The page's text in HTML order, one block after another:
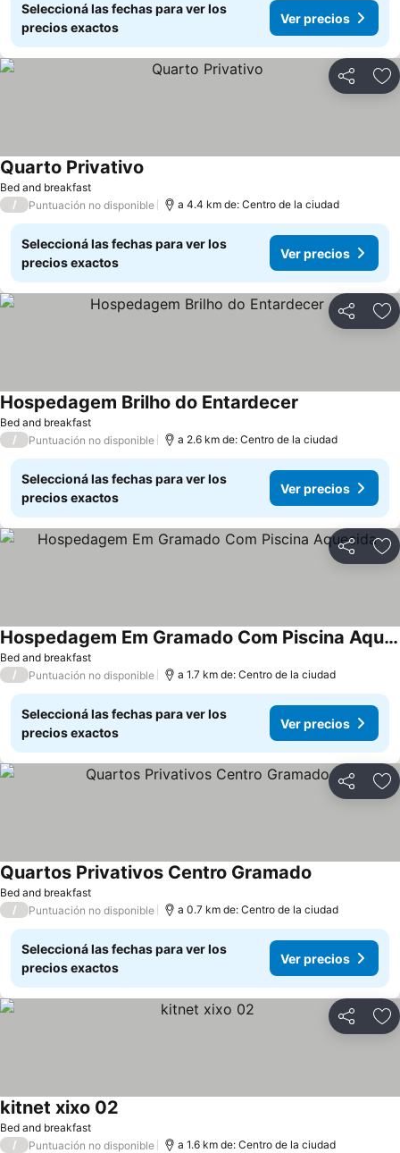
Seleccioná las fechas para ver los
precios exactos
Ver precios
Compartir
Bed and breakfast
Quarto Privativo
/ Puntuación no disponible a 4.4 km de: Centro de la ciudad
Seleccioná las fechas para ver los
precios exactos
Ver precios
Compartir
Bed and breakfast
Hospedagem Brilho do Entardecer
/ Puntuación no disponible a 2.6 km de: Centro de la ciudad
Seleccioná las fechas para ver los
precios exactos
Ver precios
Compartir
Bed and breakfast
Hospedagem Em Gramado Com Piscina Aquecida
/ Puntuación no disponible a 1.7 km de: Centro de la ciudad
Seleccioná las fechas para ver los
precios exactos
Ver precios
Compartir
Bed and breakfast
Quartos Privativos Centro Gramado
/ Puntuación no disponible a 0.7 km de: Centro de la ciudad
Seleccioná las fechas para ver los
precios exactos
Ver precios
Compartir
Bed and breakfast
kitnet xixo 02
/ Puntuación no disponible a 1.6 km de: Centro de la ciudad